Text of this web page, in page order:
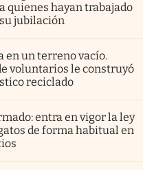
quienes hayan trabajado
jubilación
en un terreno vacío.
voluntarios le construyó
reciclado
entra en vigor la ley
de forma habitual en